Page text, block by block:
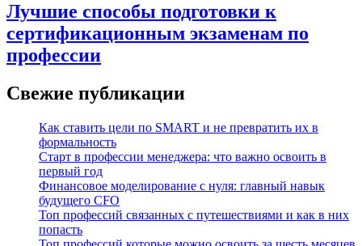
Лучшие способы подготовки к
сертификационным экзаменам по
профессии
Свежие публикации
Как ставить цели по SMART и не превратить их в
формальность
Старт в профессии менеджера: что важно освоить в
первый год
Финансовое моделирование с нуля: главный навык
будущего CFO
Топ профессий связанных с путешествиями и как в них
попасть